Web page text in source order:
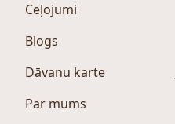
Ceļojumi
Blogs
Dāvanu karte
Par mums